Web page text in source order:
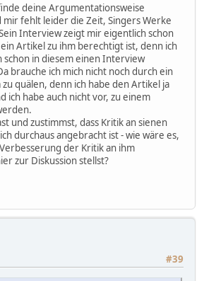
deine Argumentationsweise
fehlt leider die Zeit, Singers Werke
Interview zeigt mir eigentlich schon
Artikel zu ihm berechtigt ist, denn ich
schon in diesem einen Interview
brauche ich mich nicht noch durch ein
quälen, denn ich habe den Artikel ja
ich habe auch nicht vor, zu einem
und zustimmst, dass Kritik an sienen
durchaus angebracht ist - wie wäre es,
der Kritik an ihm
zur Diskussion stellst?
#39